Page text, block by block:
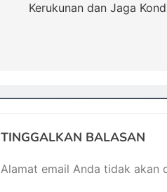
Kerukunan dan Jaga
TINGGALKAN BALASAN
Alamat email Anda tidak akan